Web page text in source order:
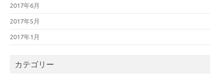
2017年6月
2017年5月
2017年1月
カテゴリー